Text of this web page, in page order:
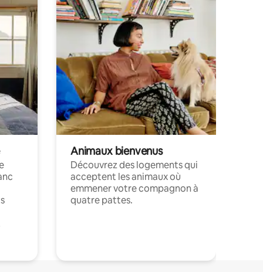
Animaux bienvenus
Découvrez des logements qui
acceptent les animaux où
emmener votre compagnon à
quatre pattes.